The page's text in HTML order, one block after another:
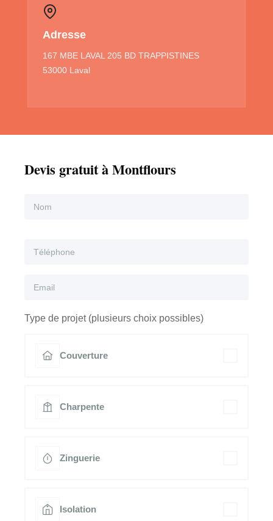
Adresse
167 MBE LAVAL 205 BD TRAPPISTINES
53000 Laval
Devis gratuit à Montflours
Type de projet (plusieurs choix possibles)
Couverture
Charpente
Zinguerie
Isolation